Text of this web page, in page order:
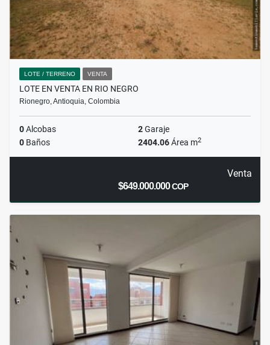
LOTE / TERRENO VENTA
LOTE EN VENTA EN RIO NEGRO
Rionegro, Antioquia, Colombia
0Alcobas 2Garaje
0 Baños 2404.06Área m2
Venta
$649.000.000COP